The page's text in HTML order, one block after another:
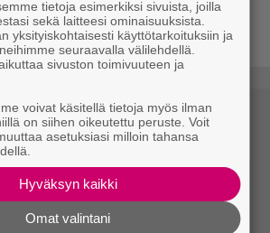
pelejä myydään
koteloissa
tietoja esimerkiksi sivuista, joilla
sekä laitteesi ominaisuuksista.
yksityiskohtaisesti käyttötarkoituksiin ja
seuraavalla välilehdellä.
sivuston toimivuuteen ja
voivat käsitellä tietoja myös ilman
on siihen oikeutettu peruste. Voit
asetuksiasi milloin tahansa
Hyväksyn kaikki
Omat valintani